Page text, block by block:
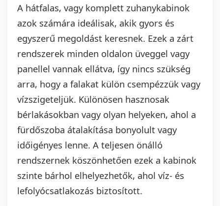
A hátfalas, vagy komplett zuhanykabinok
azok számára ideálisak, akik gyors és
egyszerű megoldást keresnek. Ezek a zárt
rendszerek minden oldalon üveggel vagy
panellel vannak ellátva, így nincs szükség
arra, hogy a falakat külön csempézzük vagy
vízszigeteljük. Különösen hasznosak
bérlakásokban vagy olyan helyeken, ahol a
fürdőszoba átalakítása bonyolult vagy
időigényes lenne. A teljesen önálló
rendszernek köszönhetően ezek a kabinok
szinte bárhol elhelyezhetők, ahol víz- és
lefolyócsatlakozás biztosított.